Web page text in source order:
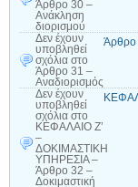
Άρθρο 30 –
Ανάκληση
διορισμού
Δεν έχουν
υποβληθεί
σχόλια στο
Άρθρο 31 –
Αναδιορισμός
Άρθρο
Δεν έχουν
υποβληθεί
σχόλια στο
ΚΕΦΑΛΑΙΟ Ζ’
–
ΔΟΚΙΜΑΣΤΙΚΗ
ΥΠΗΡΕΣΙΑ –
Άρθρο 32 –
Δοκιμαστική